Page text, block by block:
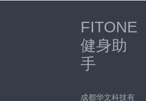
FITONE
健身助
手
成都华文科技有